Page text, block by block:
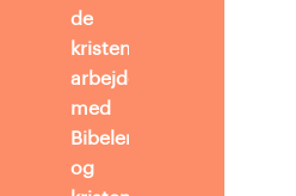
de
kristendomsfagligt
arbejder
med
Bibelens
og